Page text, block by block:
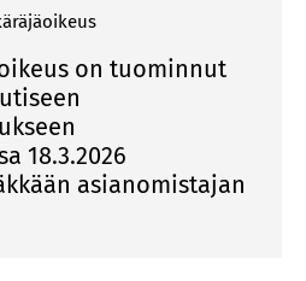
on tuominnut
18.3.2026
asianomistajan